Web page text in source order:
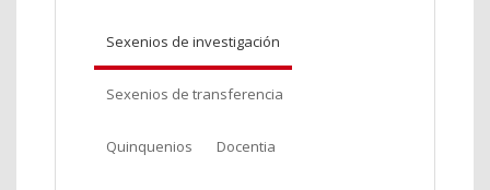
Sexenios de investigación
Sexenios de transferencia
Quinquenios Docentia